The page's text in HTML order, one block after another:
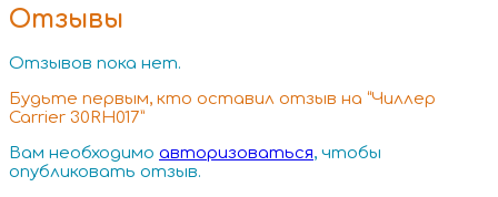
Отзывы
Отзывов пока нет.
Будьте первым, кто оставил отзыв на “Чиллер
Carrier 30RH017”
Вам необходимо авторизоваться, чтобы
опубликовать отзыв.